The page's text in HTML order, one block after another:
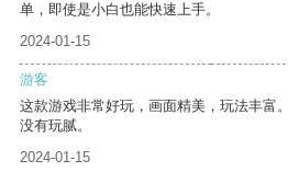
单，即使是小白也能快速上手。
2024-01-15
游客
这款游戏非常好玩，画面精美，玩法丰富
没有玩腻。
2024-01-15